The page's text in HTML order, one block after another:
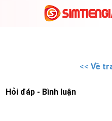
<< Về
Hỏi đáp - Bình luận